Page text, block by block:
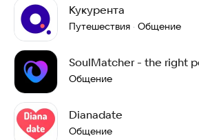
Кукурента
Путешествия · Общение
SoulMatcher - the right
Общение
Dianadate
Общение